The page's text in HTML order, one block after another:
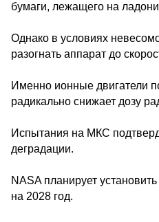
бумаги, лежащего на
Однако в условиях
разогнать аппарат до
Именно ионные двигатели
радикально снижает дозу
Испытания на МКС
деградации.
NASA планирует
на 2028 год.